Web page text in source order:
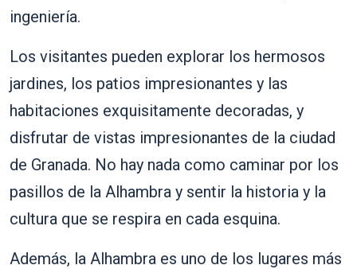
ingeniería.
Los visitantes pueden explorar los hermosos
jardines, los patios impresionantes y las
habitaciones exquisitamente decoradas, y
disfrutar de vistas impresionantes de la ciudad
de Granada. No hay nada como caminar por los
pasillos de la Alhambra y sentir la historia y la
cultura que se respira en cada esquina.
Además, la Alhambra es uno de los lugares más